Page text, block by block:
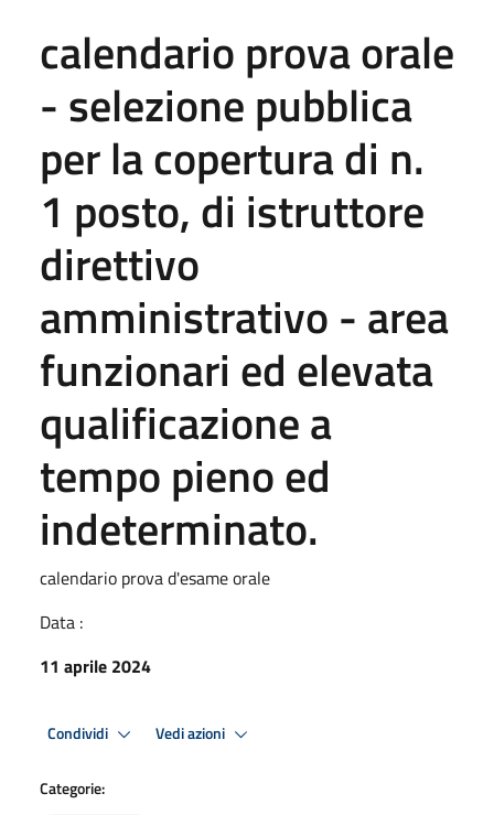
calendario prova orale
- selezione pubblica
per la copertura di n.
1 posto, di istruttore
direttivo
amministrativo - area
funzionari ed elevata
qualificazione a
tempo pieno ed
indeterminato.
calendario prova d'esame orale
Data :
11 aprile 2024
Condividi Vedi azioni
Categorie: